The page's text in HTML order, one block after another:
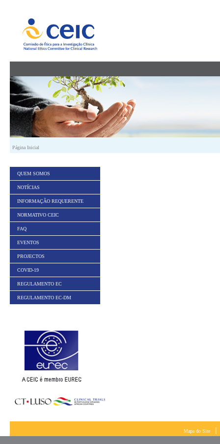
Página Inicial
QUEM SOMOS
NOTÍCIAS
INFORMAÇÃO REQUERENTE
NORMATIVO CEIC
FAQ
EVENTOS
PROJECTOS
COVID-19
REGULAMENTO EC
REGULAMENTO EC-DM
Mapa do Site |